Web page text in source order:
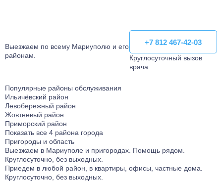
Выезжаем по всему Мариуполю и его
районам.
+7 812 467-42-03
+7 812 467-42-03
Круглосуточный вызов
врача
Популярные районы обслуживания
Ильичёвский район
Левобережный район
Жовтневый район
Приморский район
Показать все 4 района города
Пригороды и область
Выезжаем в Мариуполе и пригородаx. Помощь рядом.
Круглосуточно, без выходных.
Приедем в любой район, в квартиры, офисы, частные дома.
Круглосуточно, без выходных.